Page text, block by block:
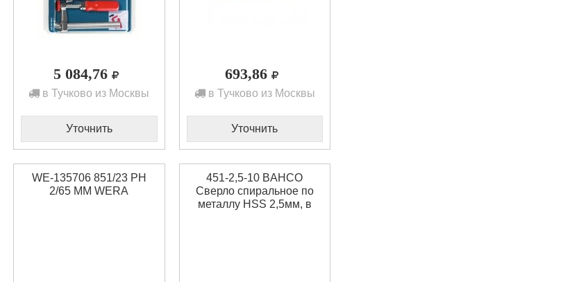
5 084,76
в Тучково из Москвы
Уточнить
693,86
в Тучково из Москвы
Уточнить
WE-135706 851/23 PH
2/65 MM WERA
451-2,5-10 BAHCO
Сверло спиральное по
металлу HSS 2,5мм, в